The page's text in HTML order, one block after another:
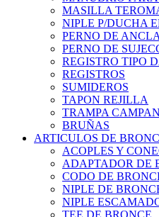
MASILLA
NIPLE P/DUCHA
PERNO DE
PERNO DE
REGISTRO TIPO
REGISTROS
SUMIDEROS
TAPON REJILLA
TRAMPA
BRUÑAS
ARTICULOS DE
ACOPLES Y
ADAPTADOR DE
CODO DE
NIPLE DE
NIPLE